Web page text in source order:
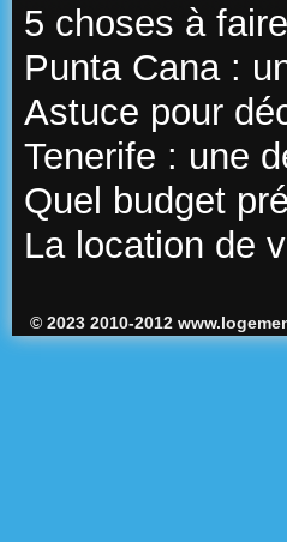
5 choses à
Punta Cana :
Astuce pour
Tenerife : une
Quel budget
La location de
© 2023 2010-2012